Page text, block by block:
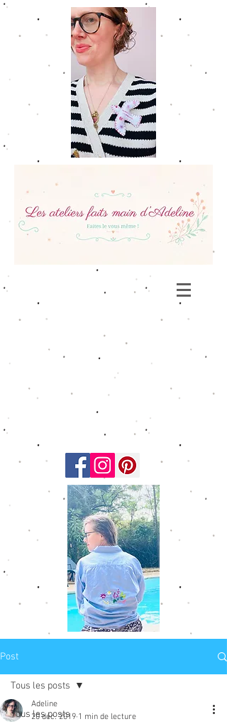
Post
Tous les posts
Tous les posts
Adeline
20 déc. 2019 1 min de lecture